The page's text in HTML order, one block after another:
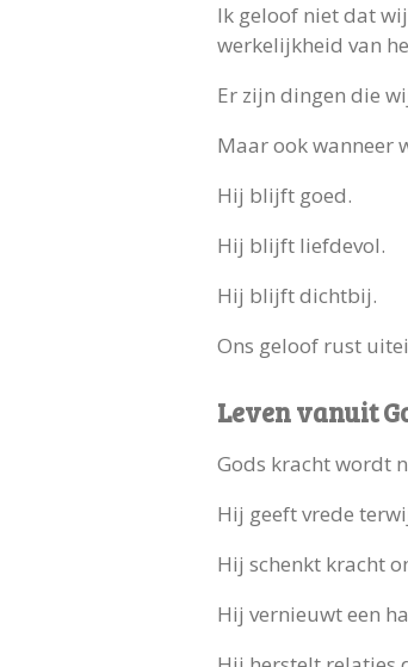
Ik geloof niet dat
werkelijkheid van
Er zijn dingen die
Maar ook wanneer
Hij blijft goed.
Hij blijft liefdevol.
Hij blijft dichtbij.
Ons geloof rust
Leven vanuit
Gods kracht wordt
Hij geeft vrede
Hij schenkt kracht
Hij vernieuwt een